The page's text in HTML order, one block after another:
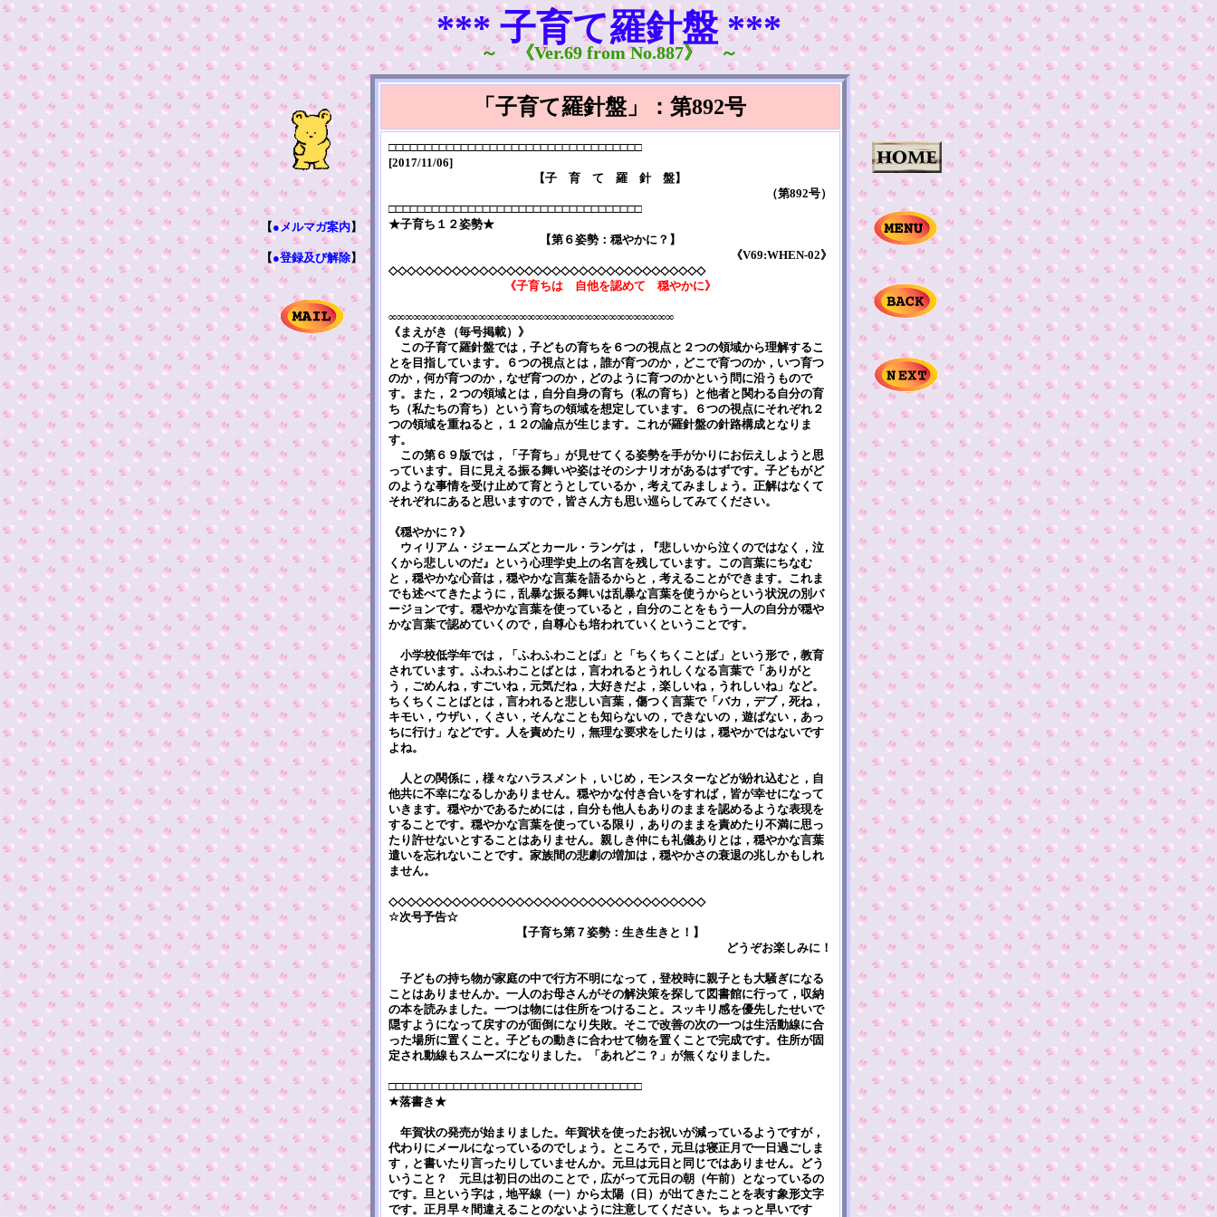
*** 子育て羅針盤 ***
～ 《Ver.69 from No.887》 ～
【●メルマガ案内】
【●登録及び解除】
「子育て羅針盤」：第892号
□□□□□□□□□□□□□□□□□□□□□□□□□□□□□□□□□□□
[2017/11/06]
【子 育 て 羅 針 盤】
（第892号）
□□□□□□□□□□□□□□□□□□□□□□□□□□□□□□□□□□□
★子育ち１２姿勢★
【第６姿勢：穏やかに？】
《V69:WHEN-02》
◇◇◇◇◇◇◇◇◇◇◇◇◇◇◇◇◇◇◇◇◇◇◇◇◇◇◇◇◇◇◇◇◇◇◇
《子育ちは 自他を認めて 穏やかに》
∞∞∞∞∞∞∞∞∞∞∞∞∞∞∞∞∞∞∞∞∞∞∞∞∞∞∞∞∞∞∞∞∞∞∞
《まえがき（毎号掲載）》
この子育て羅針盤では，子どもの育ちを６つの視点と２つの領域から理解するこ
とを目指しています。６つの視点とは，誰が育つのか，どこで育つのか，いつ育つ
のか，何が育つのか，なぜ育つのか，どのように育つのかという問に沿うもので
す。また，２つの領域とは，自分自身の育ち（私の育ち）と他者と関わる自分の育
ち（私たちの育ち）という育ちの領域を想定しています。６つの視点にそれぞれ２
つの領域を重ねると，１２の論点が生じます。これが羅針盤の針路構成となりま
す。
この第６９版では，「子育ち」が見せてくる姿勢を手がかりにお伝えしようと思
っています。目に見える振る舞いや姿はそのシナリオがあるはずです。子どもがど
のような事情を受け止めて育とうとしているか，考えてみましょう。正解はなくて
それぞれにあると思いますので，皆さん方も思い巡らしてみてください。
《穏やかに？》
ウィリアム・ジェームズとカール・ランゲは，『悲しいから泣くのではなく，泣
くから悲しいのだ』という心理学史上の名言を残しています。この言葉にちなむ
と，穏やかな心音は，穏やかな言葉を語るからと，考えることができます。これま
でも述べてきたように，乱暴な振る舞いは乱暴な言葉を使うからという状況の別バ
ージョンです。穏やかな言葉を使っていると，自分のことをもう一人の自分が穏や
かな言葉で認めていくので，自尊心も培われていくということです。
小学校低学年では，「ふわふわことば」と「ちくちくことば」という形で，教育
されています。ふわふわことばとは，言われるとうれしくなる言葉で「ありがと
う，ごめんね，すごいね，元気だね，大好きだよ，楽しいね，うれしいね」など。
ちくちくことばとは，言われると悲しい言葉，傷つく言葉で「バカ，デブ，死ね，
キモい，ウザい，くさい，そんなことも知らないの，できないの，遊ばない，あっ
ちに行け」などです。人を責めたり，無理な要求をしたりは，穏やかではないです
よね。
人との関係に，様々なハラスメント，いじめ，モンスターなどが紛れ込むと，自
他共に不幸になるしかありません。穏やかな付き合いをすれば，皆が幸せになって
いきます。穏やかであるためには，自分も他人もありのままを認めるような表現を
することです。穏やかな言葉を使っている限り，ありのままを責めたり不満に思っ
たり許せないとすることはありません。親しき仲にも礼儀ありとは，穏やかな言葉
遣いを忘れないことです。家族間の悲劇の増加は，穏やかさの衰退の兆しかもしれ
ません。
◇◇◇◇◇◇◇◇◇◇◇◇◇◇◇◇◇◇◇◇◇◇◇◇◇◇◇◇◇◇◇◇◇◇◇
☆次号予告☆
【子育ち第７姿勢：生き生きと！】
どうぞお楽しみに！
子どもの持ち物が家庭の中で行方不明になって，登校時に親子とも大騒ぎになる
ことはありませんか。一人のお母さんがその解決策を探して図書館に行って，収納
の本を読みました。一つは物には住所をつけること。スッキリ感を優先したせいで
隠すようになって戻すのが面倒になり失敗。そこで改善の次の一つは生活動線に合
った場所に置くこと。子どもの動きに合わせて物を置くことで完成です。住所が固
定され動線もスムーズになりました。「あれどこ？」が無くなりました。
□□□□□□□□□□□□□□□□□□□□□□□□□□□□□□□□□□□
★落書き★
年賀状の発売が始まりました。年賀状を使ったお祝いが減っているようですが，
代わりにメールになっているのでしょう。ところで，元旦は寝正月で一日過ごしま
す，と書いたり言ったりしていませんか。元旦は元日と同じではありません。どう
いうこと？ 元旦は初日の出のことで，広がって元日の朝（午前）となっているの
です。旦という字は，地平線（一）から太陽（日）が出てきたことを表す象形文字
です。正月早々間違えることのないように注意してください。ちょっと早いです